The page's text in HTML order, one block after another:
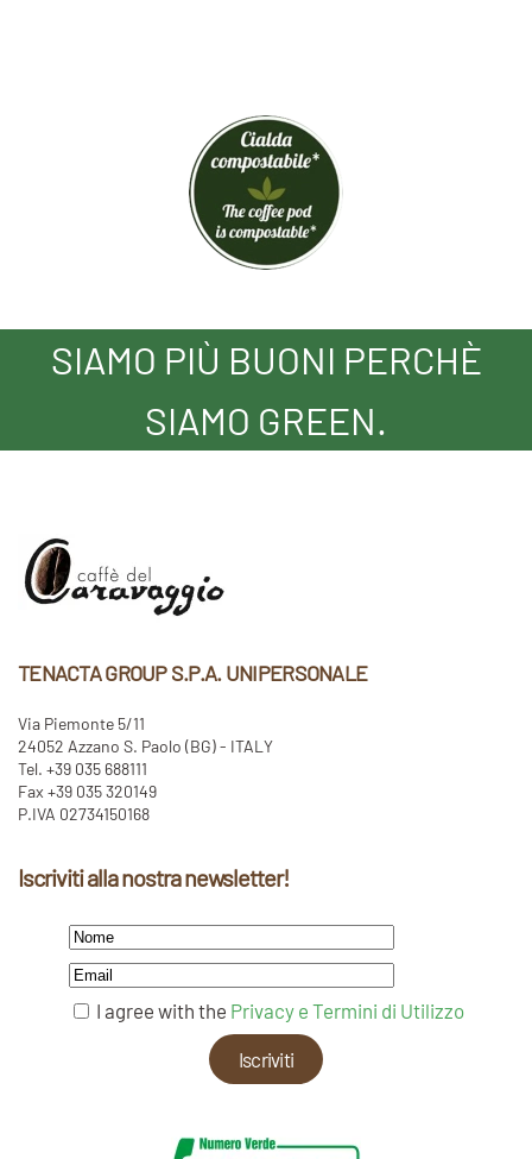
SIAMO PIÙ BUONI PERCHÈ
SIAMO GREEN.
TENACTA GROUP S.P.A. UNIPERSONALE
Via Piemonte 5/11
24052 Azzano S. Paolo (BG) - ITALY
Tel. +39 035 688111
Fax +39 035 320149
P.IVA 02734150168
Iscriviti alla nostra newsletter!
I agree with the Privacy e Termini di Utilizzo